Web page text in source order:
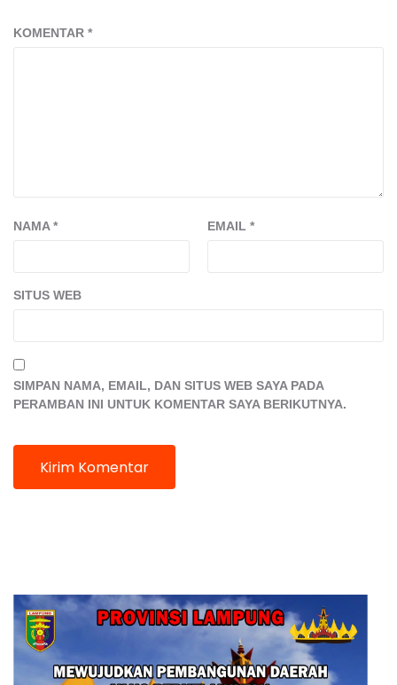
KOMENTAR *
NAMA* EMAIL *
SITUS WEB
SIMPAN NAMA, EMAIL, DAN SITUS WEB SAYA PADA
PERAMBAN INI UNTUK KOMENTAR SAYA BERIKUTNYA.